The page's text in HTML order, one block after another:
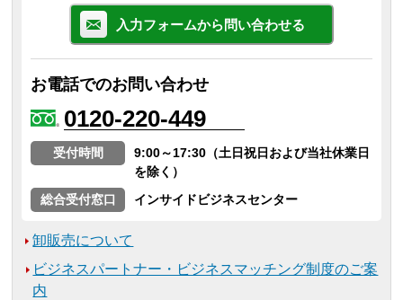
入力フォームから問い合わせる
お電話でのお問い合わせ
0120-220-449
受付時間
9:00～17:30（土日祝日および当社休業日
を除く）
総合受付窓口
インサイドビジネスセンター
卸販売について
ビジネスパートナー・ビジネスマッチング制度のご案
内